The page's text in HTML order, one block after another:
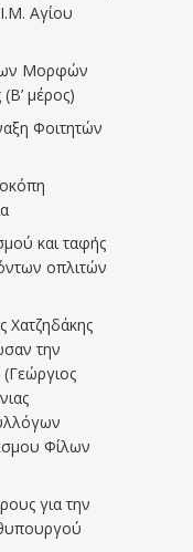
Αγίου
Μορφών
μέρος)
Φοιτητών
και ταφής
οπλιτών
την
Φίλων
για την